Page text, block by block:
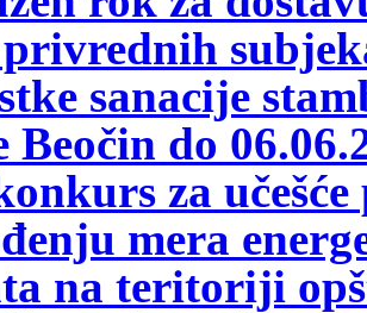
za
mera
na teritoriji